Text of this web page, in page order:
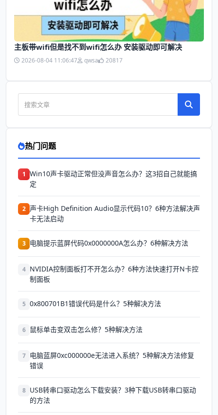
主板带wifi但是找不到wifi怎么办 安装驱动即可解决
2026-08-04 11:06:47 qwsa 20817
热门问题
1 Win10声卡驱动正常但没声音怎么办？这3招自己就能搞
定
2 声卡High Definition Audio显示代码10？6种方法解决声
卡无法启动
3 电脑提示蓝屏代码0x0000000A怎么办？6种解决方法
4 NVIDIA控制面板打不开怎么办？6种方法快速打开N卡控
制面板
5 0x800701B1错误代码是什么？5种解决方法
6 鼠标单击变双击怎么修？5种解决方法
7 电脑蓝屏0xc000000e无法进入系统？5种解决方法修复
错误
8 USB转串口驱动怎么下载安装？3种下载USB转串口驱动
的方法